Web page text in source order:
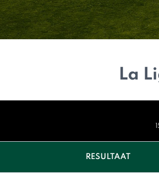
La
RESULTAAT